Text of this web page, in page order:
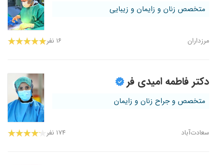
متخصص زنان و زایمان و زیبایی
مرزداران ۱۶ نفر
دکتر فاطمه امیدی فر
متخصص و جراح زنان و زایمان
سعادت‌آباد ۱۷۴ نفر